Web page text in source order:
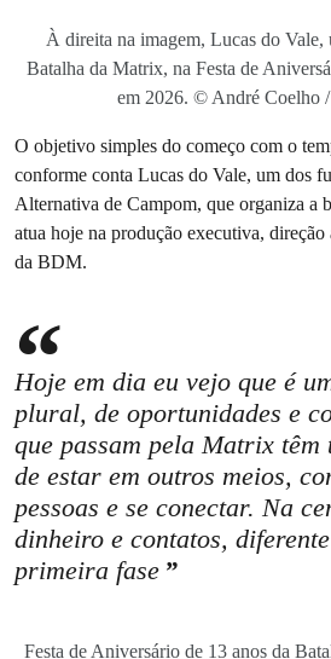
À direita na imagem, Lucas do Vale,
Batalha da Matrix, na Festa de
em 2026. © André Coelho /
O objetivo simples do começo com o
conforme conta Lucas do Vale, um dos
Alternativa de Campom, que organiza a
atua hoje na produção executiva,
da BDM.
Hoje em dia eu vejo que é
plural, de oportunidades e
que passam pela Matrix têm
de estar em outros meios,
pessoas e se conectar. Na
dinheiro e contatos,
primeira fase
Festa de Aniversário de 13 anos da